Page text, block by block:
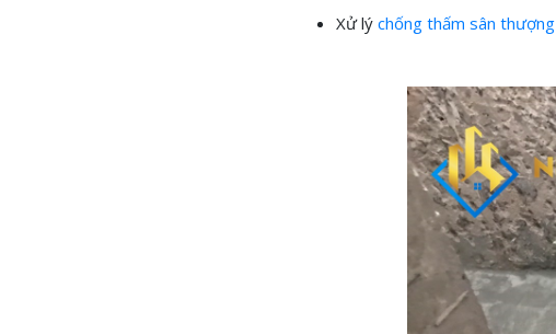
Xử lý chống thấm sân thượng